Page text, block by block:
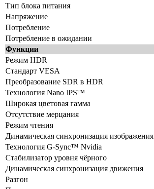
Тип блока питания
Напряжение
Потребление
Потребление в ожидании
Функции
Режим HDR
Стандарт VESA
Преобразование SDR в HDR
Технология Nano IPS™
Широкая цветовая гамма
Отсутствие мерцания
Режим чтения
Динамическая синхронизация изображения
Технология G-Sync™ Nvidia
Стабилизатор уровня чёрного
Динамическая синхронизация движения
Разгон